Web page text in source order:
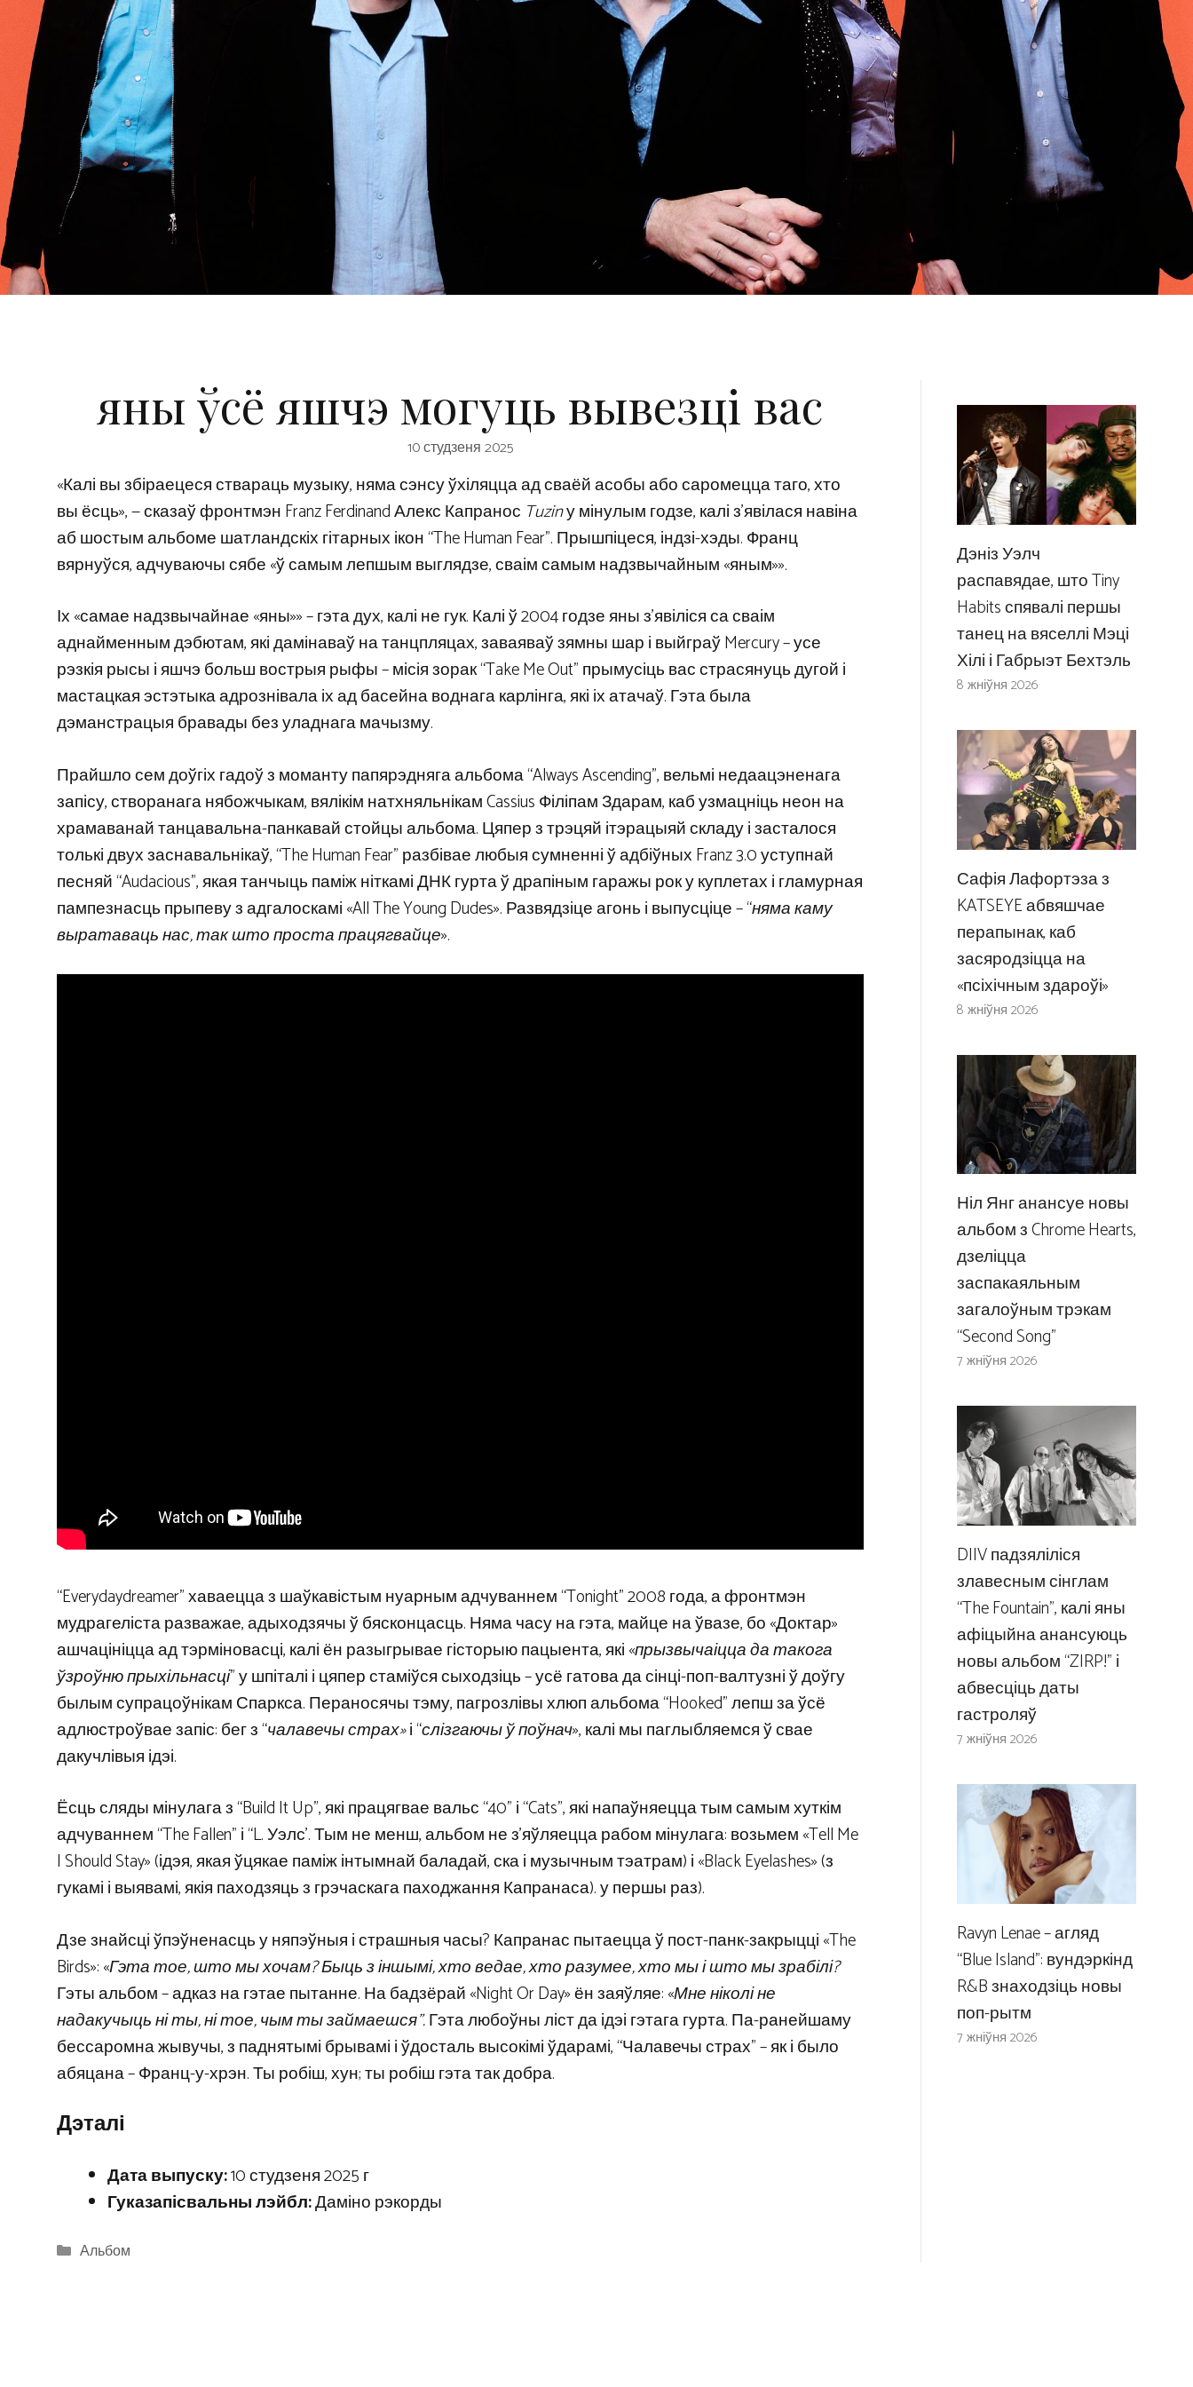
яны ўсё яшчэ могуць вывезці вас
10 студзеня 2025
«Калі вы збіраецеся ствараць музыку, няма сэнсу ўхіляцца ад сваёй асобы або саромецца таго, хто
вы ёсць», — сказаў фронтмэн Franz Ferdinand Алекс Капранос Tuzinу мінулым годзе, калі з’явілася навіна
аб шостым альбоме шатландскіх гітарных ікон “The Human Fear”. Прышпіцеся, індзі-хэды. Франц
вярнуўся, адчуваючы сябе «ў самым лепшым выглядзе, сваім самым надзвычайным «яным»».
Іх «самае надзвычайнае «яны»» – гэта дух, калі не гук. Калі ў 2004 годзе яны з’явіліся са сваім
аднайменным дэбютам, які дамінаваў на танцпляцах, заваяваў зямны шар і выйграў Mercury – усе
рэзкія рысы і яшчэ больш вострыя рыфы – місія зорак “Take Me Out” прымусіць вас страсянуць дугой і
мастацкая эстэтыка адрознівала іх ад басейна воднага карлінга, які іх атачаў. Гэта была
дэманстрацыя бравады без уладнага мачызму.
Прайшло сем доўгіх гадоў з моманту папярэдняга альбома “Always Ascending”, вельмі недаацэненага
запісу, створанага нябожчыкам, вялікім натхняльнікам Cassius Філіпам Здарам, каб узмацніць неон на
храмаванай танцавальна-панкавай стойцы альбома. Цяпер з трэцяй ітэрацыяй складу і засталося
толькі двух заснавальнікаў, “The Human Fear” разбівае любыя сумненні ў адбіўных Franz 3.0 уступнай
песняй “Audacious”, якая танчыць паміж ніткамі ДНК гурта ў драпіным гаражы рок у куплетах і гламурная
пампезнасць прыпеву з адгалоскамі «All The Young Dudes». Развядзіце агонь і выпусціце – “няма каму
выратаваць нас, так што проста працягвайце».
“Everydaydreamer” хаваецца з шаўкавістым нуарным адчуваннем “Tonight” 2008 года, а фронтмэн
мудрагеліста разважае, адыходзячы ў бясконцасць. Няма часу на гэта, майце на ўвазе, бо «Доктар»
ашчацініцца ад тэрміновасці, калі ён разыгрывае гісторыю пацыента, які «прызвычаіцца да такога
ўзроўню прыхільнасці” у шпіталі і цяпер стаміўся сыходзіць – усё гатова да сінці-поп-валтузні ў доўгу
былым супрацоўнікам Спаркса. Пераносячы тэму, пагрозлівы хлюп альбома “Hooked” лепш за ўсё
адлюстроўвае запіс: бег з “чалавечы страх»і “слізгаючы ў поўнач», калі мы паглыбляемся ў свае
дакучлівыя ідэі.
Ёсць сляды мінулага з “Build It Up”, які працягвае вальс “40” і “Cats”, які напаўняецца тым самым хуткім
адчуваннем “The Fallen” і “L. Уэлс’. Тым не менш, альбом не з’яўляецца рабом мінулага: возьмем «Tell Me
I Should Stay» (ідэя, якая ўцякае паміж інтымнай баладай, ска і музычным тэатрам) і «Black Eyelashes» (з
гукамі і выявамі, якія паходзяць з грэчаскага паходжання Капранаса). у першы раз).
Дзе знайсці ўпэўненасць у няпэўныя і страшныя часы? Капранас пытаецца ў пост-панк-закрыцці «The
Birds»: «Гэта тое, што мы хочам? Быць з іншымі, хто ведае, хто разумее, хто мы і што мы зрабілі?
Гэты альбом – адказ на гэтае пытанне. На бадзёрай «Night Or Day» ён заяўляе: «Мне ніколі не
надакучыць ні ты, ні тое, чым ты займаешся”.Гэта любоўны ліст да ідэі гэтага гурта. Па-ранейшаму
бессаромна жывучы, з паднятымі брывамі і ўдосталь высокімі ўдарамі, “Чалавечы страх” – як і было
абяцана – Франц-у-хрэн. Ты робіш, хун; ты робіш гэта так добра.
Дэталі
Дата выпуску:10 студзеня 2025 г
Гуказапісвальны лэйбл:Даміно рэкорды
Categories
Альбом
Дэніз Уэлч
распавядае, што Tiny
Habits спявалі першы
танец на вяселлі Мэці
Хілі і Габрыэт Бехтэль
8 жніўня 2026
Сафія Лафортэза з
KATSEYE абвяшчае
перапынак, каб
засяродзіцца на
«псіхічным здароўі»
8 жніўня 2026
Ніл Янг анансуе новы
альбом з Chrome Hearts,
дзеліцца
заспакаяльным
загалоўным трэкам
“Second Song”
7 жніўня 2026
DIIV падзяліліся
злавесным сінглам
“The Fountain”, калі яны
афіцыйна анансуюць
новы альбом “ZIRP!” і
абвесціць даты
гастроляў
7 жніўня 2026
Ravyn Lenae – агляд
“Blue Island”: вундэркінд
R&B знаходзіць новы
поп-рытм
7 жніўня 2026